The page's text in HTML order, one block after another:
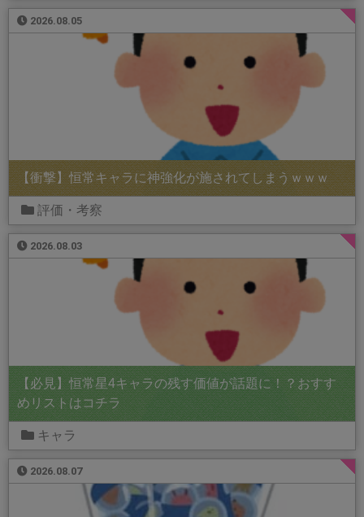
2026.08.05
【衝撃】恒常キャラに神強化が施されてしまうｗｗｗ
評価・考察
2026.08.03
【必見】恒常星4キャラの残す価値が話題に！？おすす
めリストはコチラ
キャラ
2026.08.07